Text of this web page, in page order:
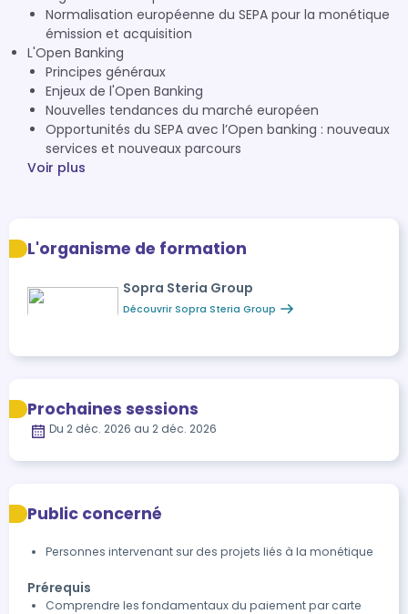
Normalisation européenne du SEPA pour la monétique
émission et acquisition
L'Open Banking
Principes généraux
Enjeux de l'Open Banking
Nouvelles tendances du marché européen
Opportunités du SEPA avec l’Open banking : nouveaux
services et nouveaux parcours
Voir plus
L'organisme de formation
Sopra Steria Group
Découvrir Sopra Steria Group
Prochaines sessions
Du 2 déc. 2026 au 2 déc. 2026
Public concerné
Personnes intervenant sur des projets liés à la monétique
Prérequis
Comprendre les fondamentaux du paiement par carte